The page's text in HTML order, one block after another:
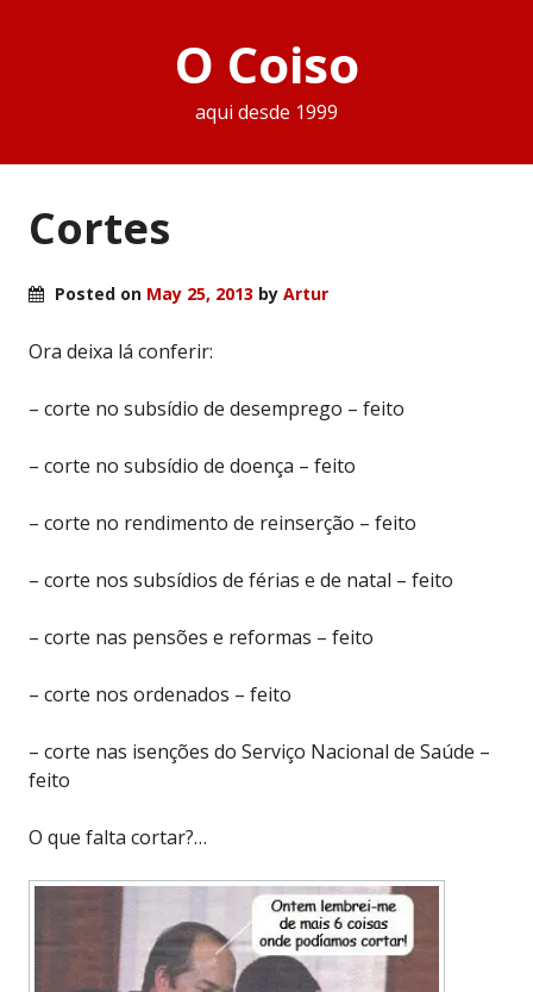
O Coiso
aqui desde 1999
Cortes
Posted on May 25, 2013 by Artur
Ora deixa lá conferir:
– corte no subsídio de desemprego – feito
– corte no subsídio de doença – feito
– corte no rendimento de reinserção – feito
– corte nos subsídios de férias e de natal – feito
– corte nas pensões e reformas – feito
– corte nos ordenados – feito
– corte nas isenções do Serviço Nacional de Saúde –
feito
O que falta cortar?…